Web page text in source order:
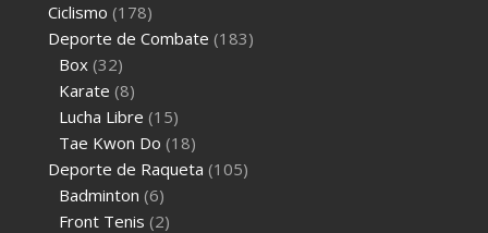
Ciclismo (178)
Deporte de Combate (183)
Box (32)
Karate (8)
Lucha Libre (15)
Tae Kwon Do (18)
Deporte de Raqueta (105)
Badminton (6)
Front Tenis (2)